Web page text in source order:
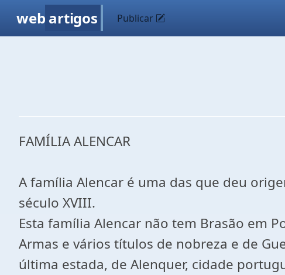
web artigos Publicar
FAMÍLIA ALENCAR
A família Alencar é uma das que deu
século XVIII.
Esta família Alencar não tem Brasão em
Armas e vários títulos de nobreza e de
última estada, de Alenquer, cidade